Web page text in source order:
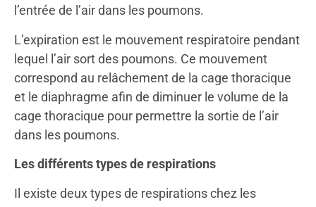
l’entrée de l’air dans les poumons.
L’expiration est le mouvement respiratoire pendant
lequel l’air sort des poumons. Ce mouvement
correspond au relâchement de la cage thoracique
et le diaphragme afin de diminuer le volume de la
cage thoracique pour permettre la sortie de l’air
dans les poumons.
Les différents types de respirations
Il existe deux types de respirations chez les